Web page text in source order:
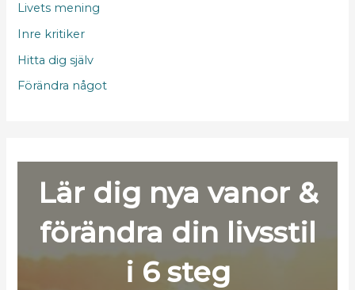
Livets mening
Inre kritiker
Hitta dig själv
Förändra något
Lär dig nya vanor &
förändra din livsstil
i 6 steg